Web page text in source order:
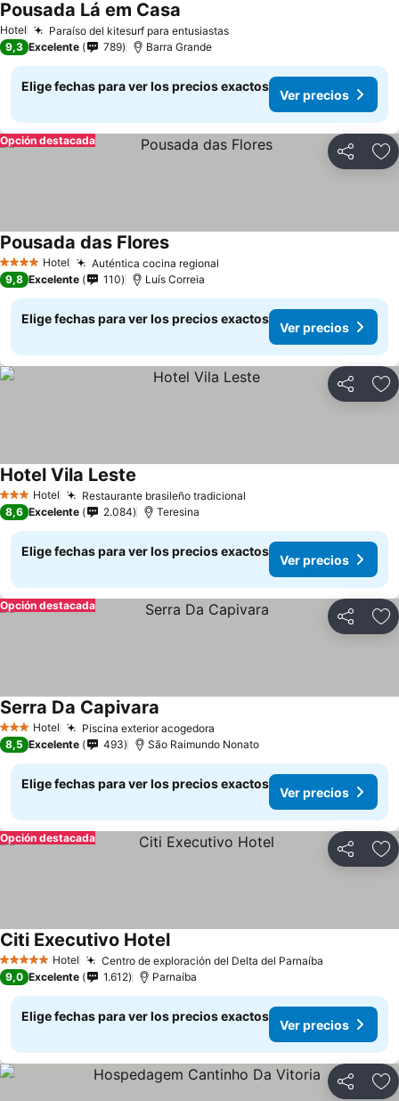
Hotel Paraíso del kitesurf para entusiastasVer precios
Pousada Lá em Casa
9,3 Excelente 789 Barra Grande
Elige fechas para ver los precios exactos
Ver precios
Compartir
Opción destacada
4 EstrellasHotel Auténtica cocina regional
Pousada das FloresVer precios
9,8 Excelente 110 Luís Correia
Elige fechas para ver los precios exactos
Ver precios
Compartir
3 Estrellas
Hotel Restaurante brasileño tradicional
Hotel Vila Leste
8,6 Excelente 2.084 Teresina
Elige fechas para ver los precios exactos
Ver precios
Compartir
Opción destacada
3 Estrellas
Hotel Piscina exterior acogedora
Serra Da Capivara
8,5 Excelente 493 São Raimundo Nonato
Elige fechas para ver los precios exactos
Ver precios
Compartir
Opción destacada
5 Estrellas Hotel Centro de exploración del Delta del Parnaíba
Citi Executivo HotelVer precios
9,0 Excelente 1.612 Parnaíba
Elige fechas para ver los precios exactos
Ver precios
Compartir